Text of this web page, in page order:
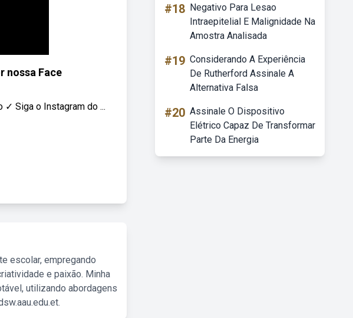
nossa Face
✓ Siga o Instagram do ...
escolar, empregando
e paixão. Minha
utilizando abordagens
#18 Negativo Para Lesao
Intraepitelial E Malignidade Na
Amostra Analisada
#19 Considerando A Experiência
De Rutherford Assinale A
Alternativa Falsa
#20 Assinale O Dispositivo
Elétrico Capaz De Transformar
Parte Da Energia